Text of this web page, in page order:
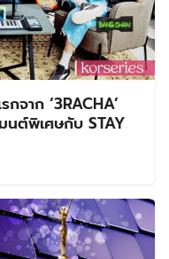
จาก ‘3RACHA’
นต์พิเศษกับ STAY